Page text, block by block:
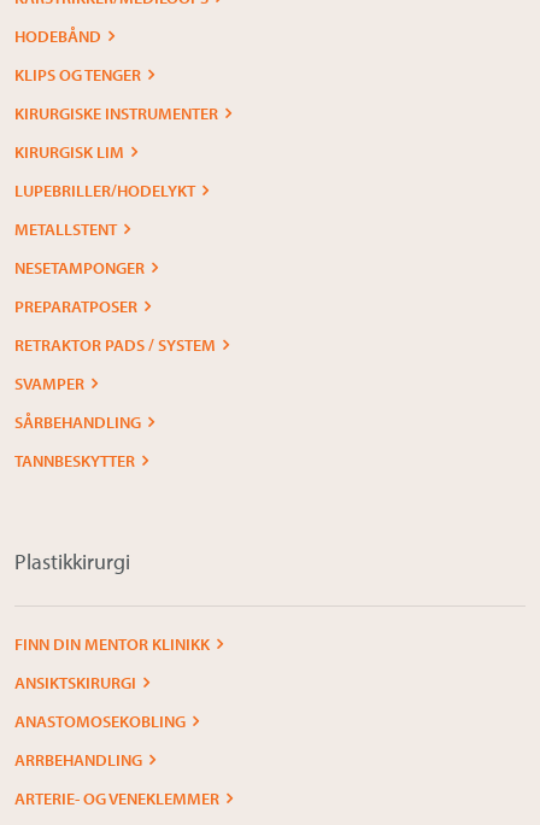
HODEBÅND
KLIPS OG TENGER
KIRURGISKE INSTRUMENTER
KIRURGISK LIM
LUPEBRILLER/HODELYKT
METALLSTENT
NESETAMPONGER
PREPARATPOSER
RETRAKTOR PADS / SYSTEM
SVAMPER
SÅRBEHANDLING
TANNBESKYTTER
Plastikkirurgi
FINN DIN MENTOR KLINIKK
ANSIKTSKIRURGI
ANASTOMOSEKOBLING
ARRBEHANDLING
ARTERIE- OG VENEKLEMMER